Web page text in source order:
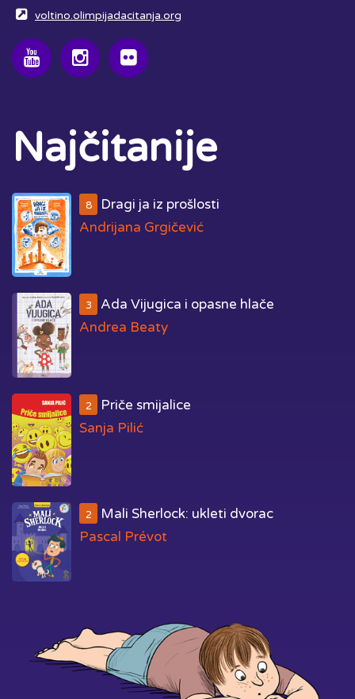
voltino.olimpijadacitanja.org
Najčitanije
8
Dragi ja iz prošlosti
Andrijana Grgičević
3
Ada Vijugica i opasne hlače
Andrea Beaty
2
Priče smijalice
Sanja Pilić
2
Mali Sherlock: ukleti dvorac
Pascal Prévot